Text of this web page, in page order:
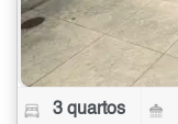
3 quartos